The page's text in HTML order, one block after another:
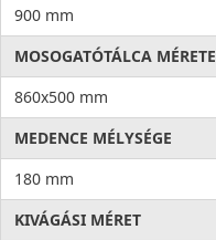
900 mm
MOSOGATÓTÁLCA MÉRETE
860x500 mm
MEDENCE MÉLYSÉGE
180 mm
KIVÁGÁSI MÉRET